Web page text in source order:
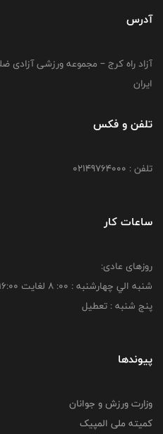
آدرس
آزاد راه کرج – مجموعه ورزشی آزادی
ایران
تلفن و فکس
تلفن : 02149764000
ساعات کار
روزهای عادی:
شنبه الي چهارشنبه : 00: 8 لغايت 16:00
پنج شنبه : تعطیل
پیوندها
وزارت ورزش و جوانان
کمیته ملی المپیک